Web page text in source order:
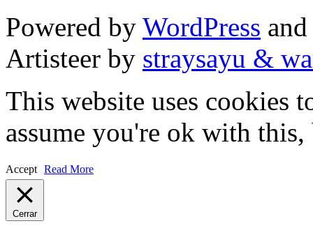
Powered by WordPress and
Artisteer by straysayu &
This website uses cookies
assume you're ok with
Accept Read More
Cerrar